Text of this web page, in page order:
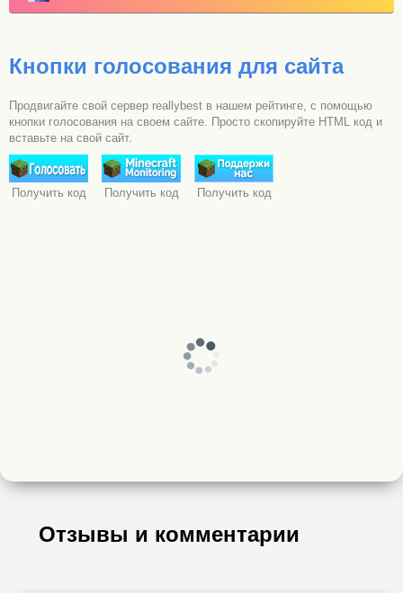
Кнопки голосования для сайта
Продвигайте свой сервер reallybest в нашем рейтинге, с помощью
кнопки голосования на своем сайте. Просто скопируйте HTML код и
вставьте на свой сайт.
Получить код Получить код Получить код
Отзывы и комментарии